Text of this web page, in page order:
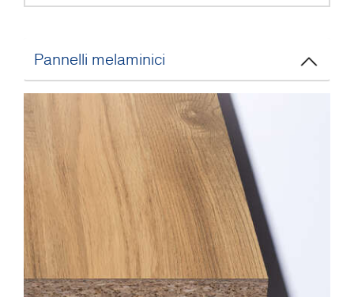
Pannelli melaminici